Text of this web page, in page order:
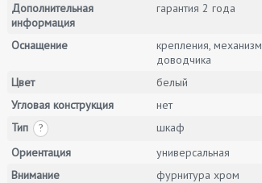
Дополнительная
информация
гарантия 2 года
Оснащение
крепления, механизм
доводчика
Цвет
белый
Угловая конструкция
нет
Тип
?
шкаф
Ориентация
универсальная
Внимание
фурнитура хром